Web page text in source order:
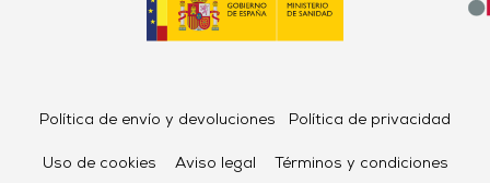
Política de envío y devoluciones Política de privacidad
Uso de cookies Aviso legal Términos y condiciones